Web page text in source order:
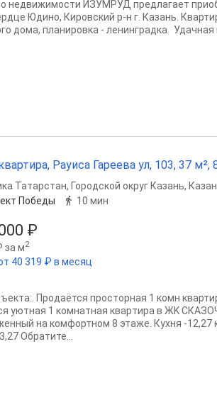
недвижимости ИЗУМРУД предлагает
Юдино, Кировский р-н г. Казань.
дома, планировка - ленинградка. Удачная
Рауиса Гареева ул, 103, 37 м²,
₽
за м2
40 319 ₽ в месяц
Татарстан, Городской округ Казань,
Победы
10 мин
Продаётся просторная 1 комн
уютная 1 комнaтнaя квapтиpa в ЖK
на комфoртном 8 этaже. Куxня -
Обратите...